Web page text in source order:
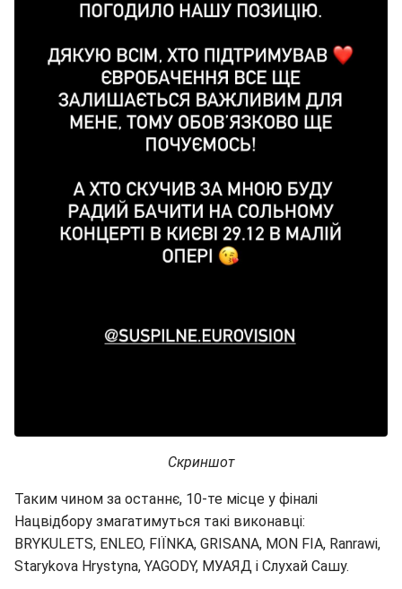
Скриншот
Таким чином за останнє, 10-те місце у фіналі
Нацвідбору змагатимуться такі виконавці:
BRYKULETS, ENLEO, FIЇNKA, GRISANA, MON FIA, Ranrawi,
Starykova Hrystyna, YAGODY, МУАЯД і Слухай Сашу.